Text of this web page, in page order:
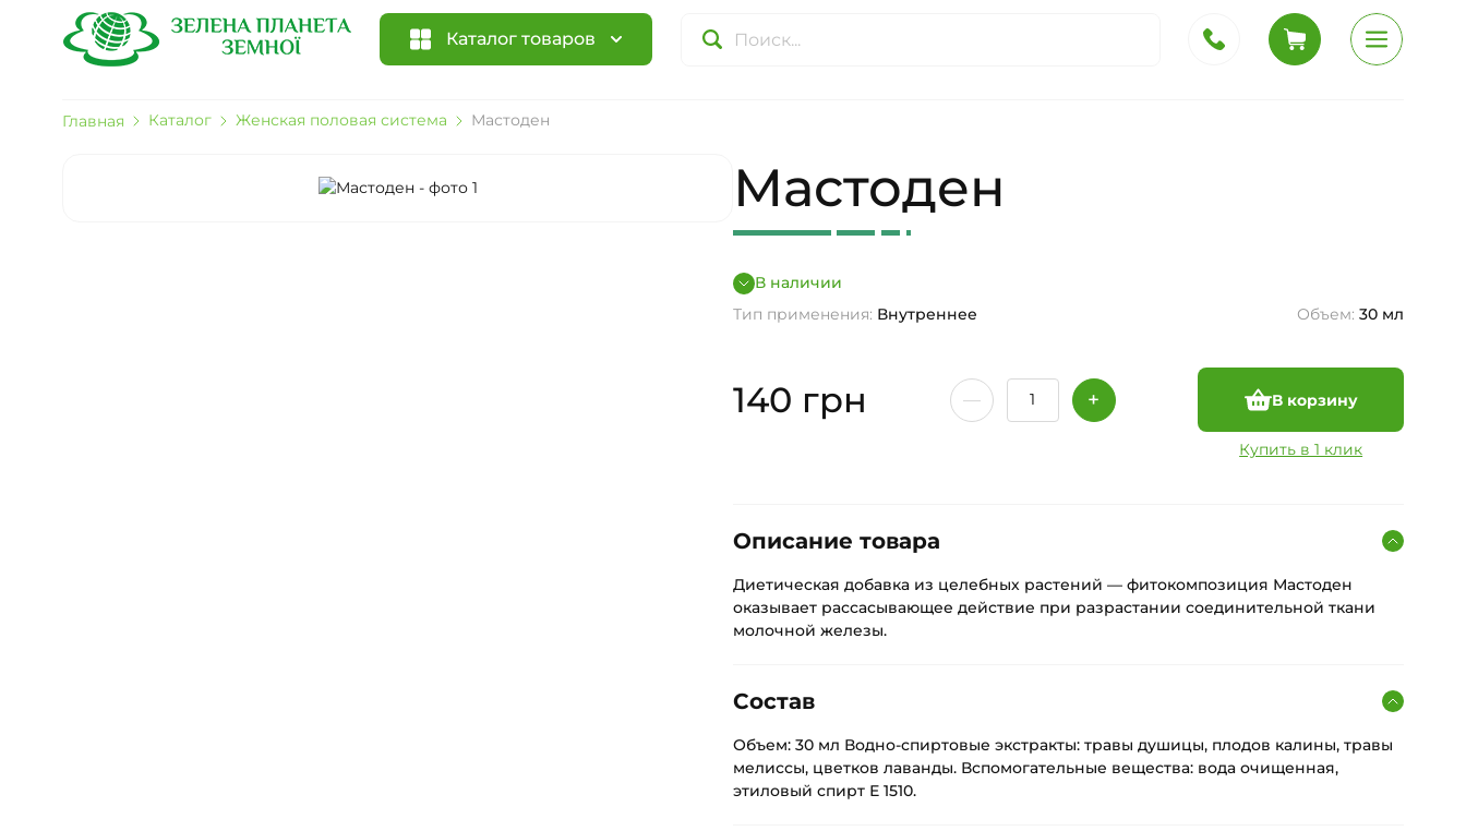
Каталог товаров
Главная Каталог Женская половая система Мастоден
Мастоден
В наличии
Тип применения: Внутреннее Объем: 30 мл
140 грн В корзину
Купить в 1 клик
Описание товара
Диетическая добавка из целебных растений — фитокомпозиция Мастоден
оказывает рассасывающее действие при разрастании соединительной ткани
молочной железы.
Состав
Объем: 30 мл Водно-спиртовые экстракты: травы душицы, плодов калины, травы
мелиссы, цветков лаванды. Вспомогательные вещества: вода очищенная,
этиловый спирт Е 1510.